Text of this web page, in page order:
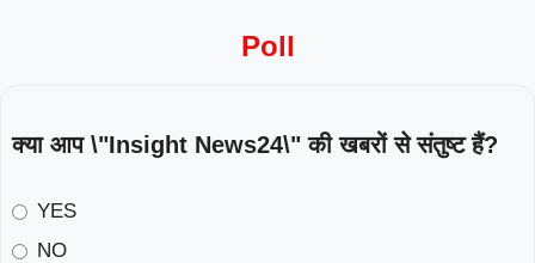
Poll
क्या आप \"Insight News24\" की खबरों से संतुष्ट हैं?
YES
NO